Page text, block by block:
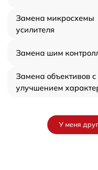
Замена микросхемы
усилителя
Замена шим
Замена объективов с
улучшением
У меня